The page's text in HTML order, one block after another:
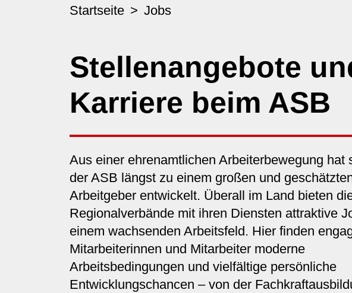
Startseite Jobs
Stellenangebote
Karriere beim ASB
Aus einer ehrenamtlichen Arbeiterbewegung hat
der ASB längst zu einem großen und
Arbeitgeber entwickelt. Überall im Land bieten
Regionalverbände mit ihren Diensten attraktive
einem wachsenden Arbeitsfeld. Hier finden
Mitarbeiterinnen und Mitarbeiter moderne
Arbeitsbedingungen und vielfältige persönliche
Entwicklungschancen – von der